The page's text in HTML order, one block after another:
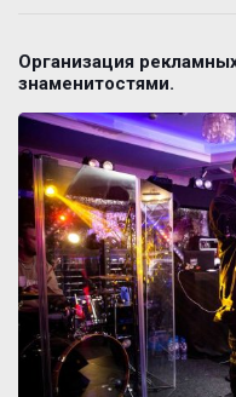
Организация
знаменитостями.